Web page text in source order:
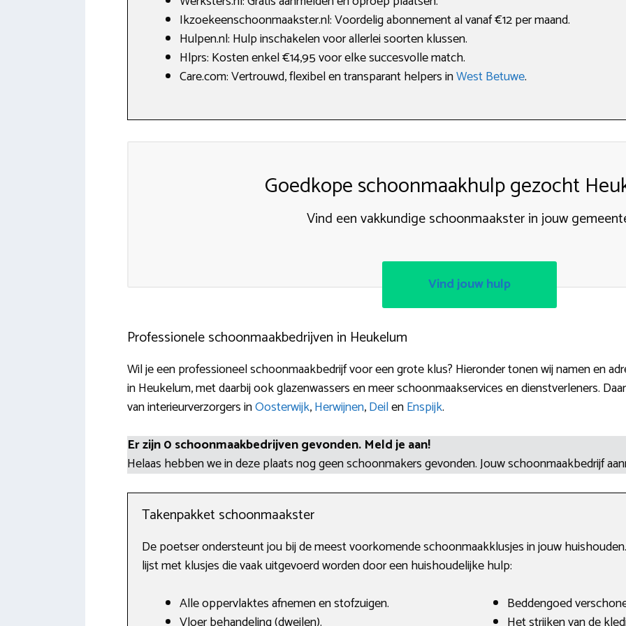
Ikzoekeenschoonmaakster.nl: Voordelig abonnement al vanaf €12 per maand.
Hulpen.nl: Hulp inschakelen voor allerlei soorten klussen.
Hlprs: Kosten enkel €14,95 voor elke succesvolle match.
Care.com: Vertrouwd, flexibel en transparant helpers inWest Betuwe.
Goedkope schoonmaakhulp gezocht
Vind een vakkundige schoonmaakster in jouw
Vind jouw hulp
Professionele schoonmaakbedrijven in Heukelum
Wil je een professioneel schoonmaakbedrijf voor een grote klus? Hieronder tonen wij namen en
in Heukelum, met daarbij ook glazenwassers en meer schoonmaakservices en dienstverleners.
van interieurverzorgers inOosterwijk,Herwijnen,DeilenEnspijk.
Er zijn 0 schoonmaakbedrijven gevonden. Meld je aan!
Helaas hebben we in deze plaats nog geen schoonmakers gevonden. Jouw schoonmaakbedrijf
Takenpakket schoonmaakster
De poetser ondersteunt jou bij de meest voorkomende schoonmaakklusjes in jouw
lijst met klusjes die vaak uitgevoerd worden door een huishoudelijke hulp:
Alle oppervlaktes afnemen en stofzuigen.
Beddengoed